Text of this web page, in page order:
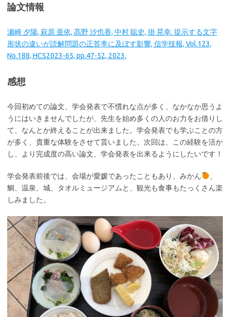
論文情報
瀬崎 夕陽, 萩原 亜依, 髙野 沙也香, 中村 聡史, 掛 晃幸. 提示する文字
形状の違いが読解問題の正答率に及ぼす影響, 信学技報, Vol.123,
No.188, HCS2023-65, pp.47-52, 2023.
感想
今回初めての論文、学会発表で不慣れな点が多く、なかなか思うよ
うにはいきませんでしたが、先生を始め多くの人のお力をお借りし
て、なんとか終えることが出来ました。学会発表でも学ぶことの方
が多く、貴重な体験をさせて貰いました。次回は、この経験を活か
し、より完成度の高い論文、学会発表を出来るようにしたいです！
学会発表前後では、会場が愛媛であったこともあり、みかん
鯛、温泉、城、タオルミュージアムと、観光も食事もたっくさん楽
しみました。